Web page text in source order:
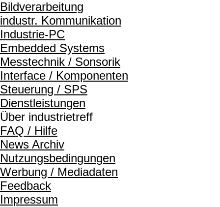
Bildverarbeitung
industr. Kommunikation
Industrie-PC
Embedded Systems
Messtechnik / Sonsorik
Interface / Komponenten
Steuerung / SPS
Dienstleistungen
Über industrietreff
FAQ / Hilfe
News Archiv
Nutzungsbedingungen
Werbung / Mediadaten
Feedback
Impressum